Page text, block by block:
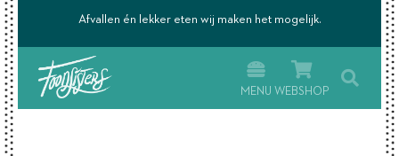
Afvallen én lekker eten wij maken het mogelijk.
MENU WEBSHOP